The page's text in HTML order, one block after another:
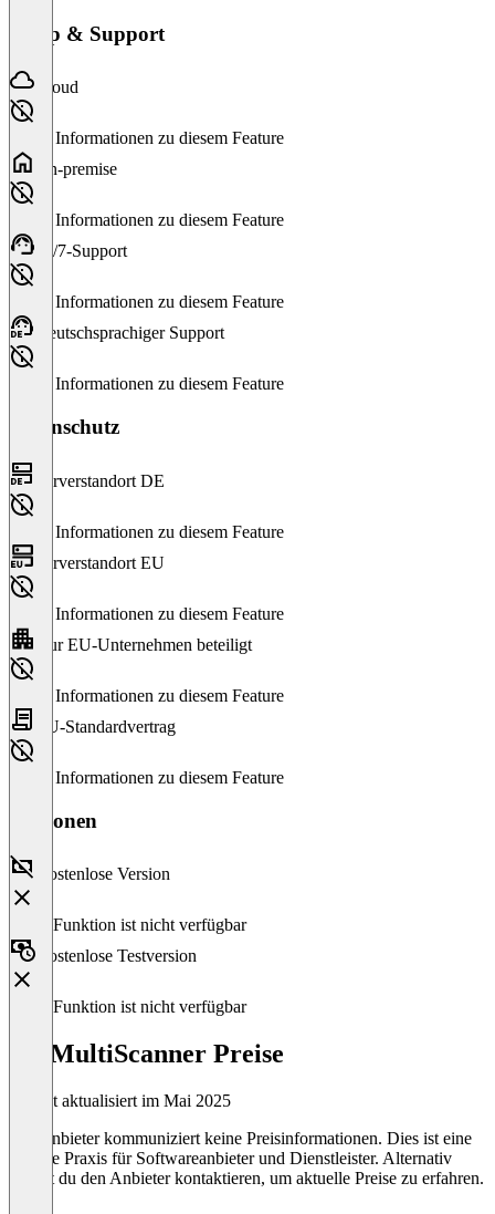
Setup & Support
Cloud
Keine Informationen zu diesem Feature
On-premise
Keine Informationen zu diesem Feature
24/7-Support
Keine Informationen zu diesem Feature
Deutschsprachiger Support
Keine Informationen zu diesem Feature
Datenschutz
Serverstandort DE
Keine Informationen zu diesem Feature
Serverstandort EU
Keine Informationen zu diesem Feature
Nur EU-Unternehmen beteiligt
Keine Informationen zu diesem Feature
EU-Standardvertrag
Keine Informationen zu diesem Feature
Versionen
Kostenlose Version
Diese Funktion ist nicht verfügbar
Kostenlose Testversion
Diese Funktion ist nicht verfügbar
PT MultiScanner Preise
Zuletzt aktualisiert im Mai 2025
Der Anbieter kommuniziert keine Preisinformationen. Dies ist eine
übliche Praxis für Softwareanbieter und Dienstleister. Alternativ
kannst du den Anbieter kontaktieren, um aktuelle Preise zu erfahren.